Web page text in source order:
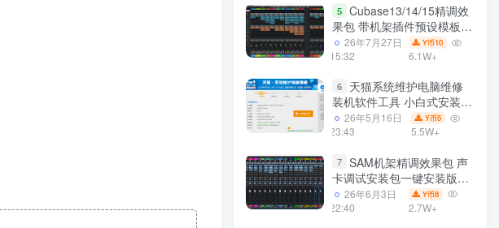
5 Cubase13/14/15精调效
果包 带机架插件预设模板
声卡调试好效果工程文件
26年7月27日
15:32
Y币10
6.1W+
6
天猫系统维护电脑维修
装机软件工具 小白式安装
完全一键安装系统 电脑系统
装机软件 一键重装系统
26年5月16日
23:43
Y币5
5.5W+
7 SAM机架精调效果包 声
卡调试安装包一键安装版模
板 带插件预设效果文件
26年6月3日
22:40
Y币8
2.7W+